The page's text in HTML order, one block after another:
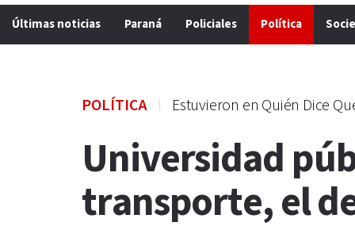
Últimas noticias Paraná Policiales Política
POLÍTICA Estuvieron en Quién Dice
Universidad
transporte, el